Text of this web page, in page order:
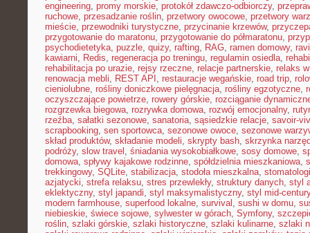
engineering, promy morskie, protokół zdawczo-odbiorczy,
ruchowe, przesadzanie roślin, przetwory owocowe, przetwory
mieście, przewodniki turystyczne, przycinanie krzewów,
przygotowanie do maratonu, przygotowanie do półmaratonu,
psychodietetyka, puzzle, quizy, rafting, RAG, ramen domowy,
kawiarni, Redis, regeneracja po treningu, regulamin osiedla,
rehabilitacja po urazie, rejsy rzeczne, relacje partnerskie, relaks
renowacja mebli, REST API , restauracje wegańskie, road trip,
cieniolubne, rośliny doniczkowe pielęgnacja, rośliny egzotyczne,
oczyszczające powietrze, rowery górskie, rozciąganie
rozgrzewka biegowa, rozrywka domowa, rozwój emocjonalny,
rzeźba, sałatki sezonowe, sanatoria, sąsiedzkie relacje, savoir-
scrapbooking, sen sportowca, sezonowe owoce, sezonowe
skład produktów, składanie modeli, skrypty bash, skrzynka
podróży, slow travel , śniadania wysokobiałkowe, sosy domowe,
domowa, spływy kajakowe rodzinne, spółdzielnia mieszkaniowa,
trekkingowy, SQLite, stabilizacja, stodoła mieszkalna,
azjatycki, strefa relaksu, stres przewlekły, struktury danych, styl
eklektyczny, styl japandi, styl maksymalistyczny, styl mid-century
modern farmhouse, superfood lokalne, survival , sushi w domu,
niebieskie, świece sojowe, sylwester w górach, Symfony,
roślin, szlaki górskie, szlaki historyczne, szlaki kulinarne, szlaki